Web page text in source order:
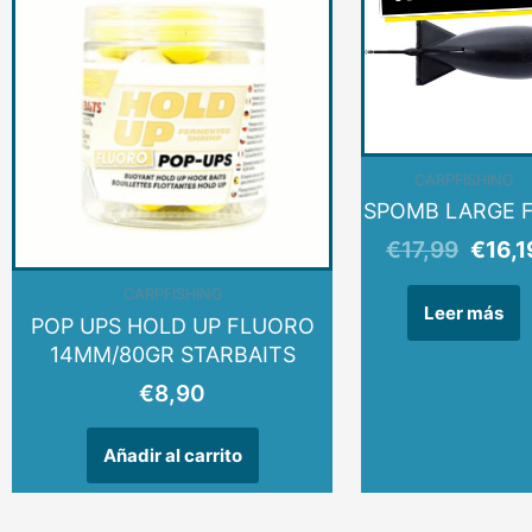
CARPFISHING
POP UPS HOLD UP FLUORO
14MM/80GR STARBAITS
€8,90
Añadir al carrito
CARPFISHING
SPOMB LARGE
€17,99
era:
€
Leer más